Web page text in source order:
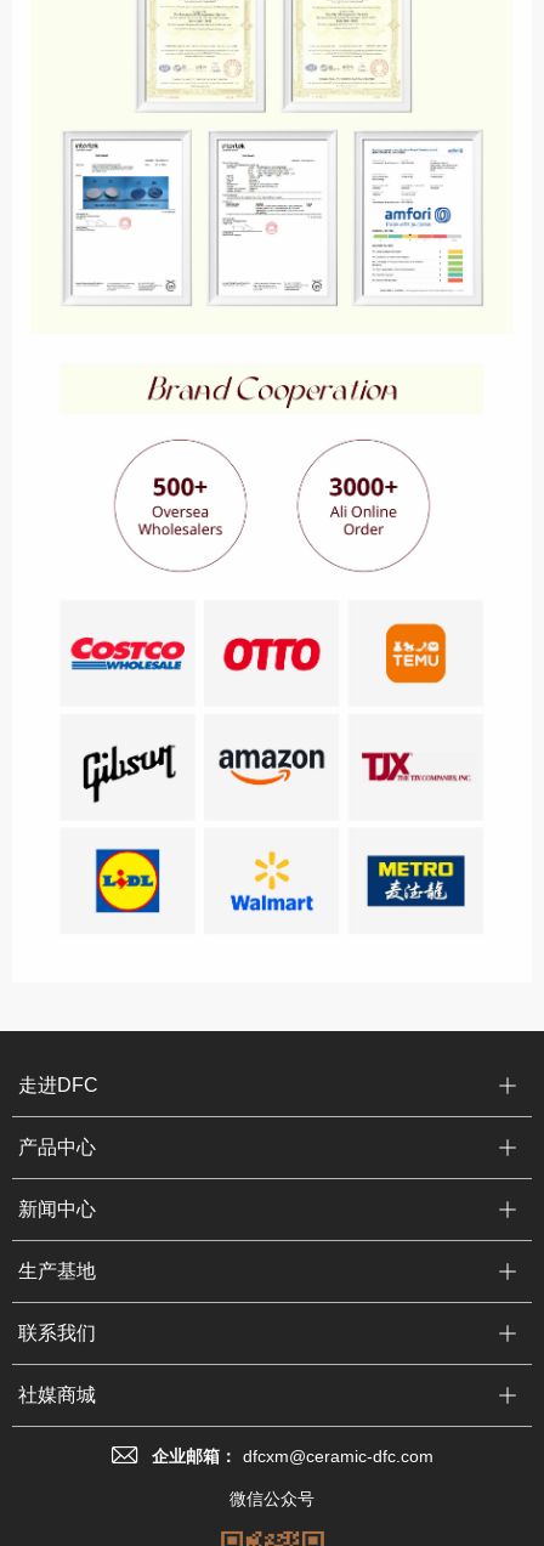
走进DFC
产品中心
新闻中心
生产基地
联系我们
社媒商城
企业邮箱： dfcxm@ceramic-dfc.com
微信公众号